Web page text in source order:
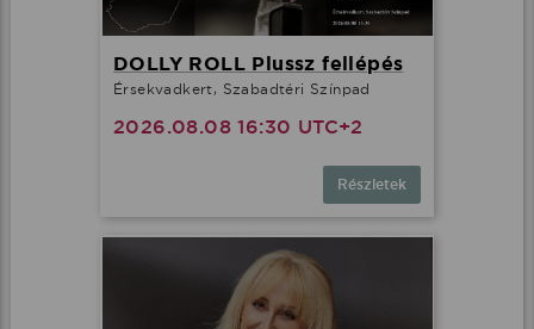
DOLLY ROLL Plussz fellépés
Érsekvadkert, Szabadtéri Színpad
2026.08.08 16:30 UTC+2
Részletek